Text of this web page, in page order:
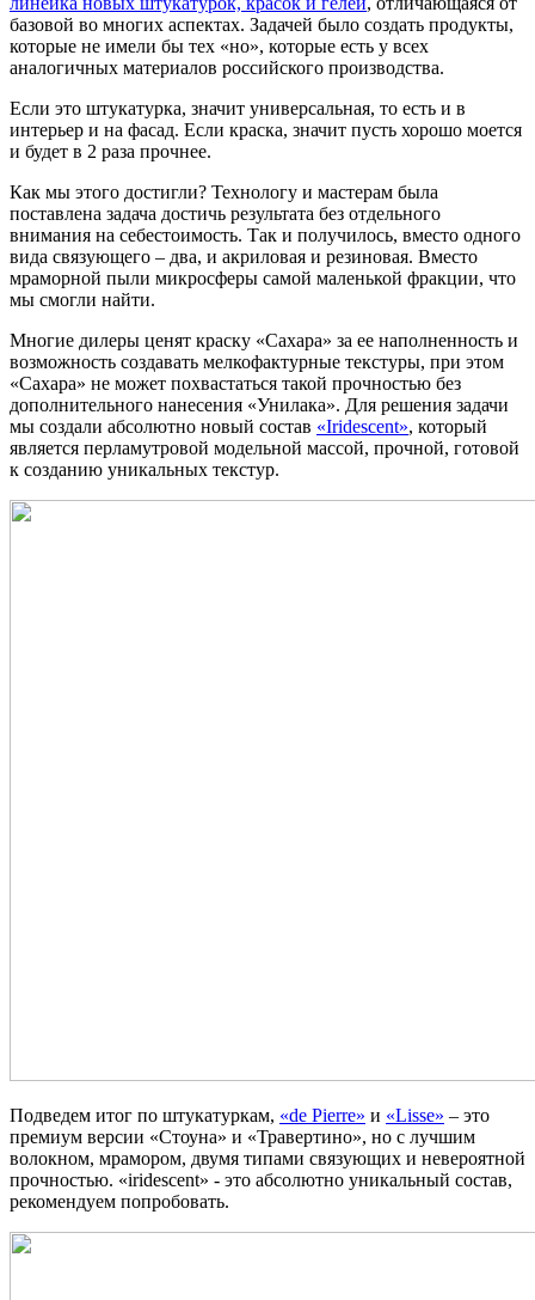
базовой во многих аспектах. Задачей было создать продукты,
которые не имели бы тех «но», которые есть у всех
аналогичных материалов российского производства.
Если это штукатурка, значит универсальная, то есть и в
интерьер и на фасад. Если краска, значит пусть хорошо моется
и будет в 2 раза прочнее.
Как мы этого достигли? Технологу и мастерам была
поставлена задача достичь результата без отдельного
внимания на себестоимость. Так и получилось, вместо одного
вида связующего – два, и акриловая и резиновая. Вместо
мраморной пыли микросферы самой маленькой фракции, что
мы смогли найти.
Многие дилеры ценят краску «Сахара» за ее наполненность и
возможность создавать мелкофактурные текстуры, при этом
«Сахара» не может похвастаться такой прочностью без
дополнительного нанесения «Унилака». Для решения задачи
мы создали абсолютно новый состав «Iridescent», который
является перламутровой модельной массой, прочной, готовой
к созданию уникальных текстур.
Подведем итог по штукатуркам, «de Pierre» и «Lisse» – это
премиум версии «Стоуна» и «Травертино», но с лучшим
волокном, мрамором, двумя типами связующих и невероятной
прочностью. «iridescent» - это абсолютно уникальный состав,
рекомендуем попробовать.